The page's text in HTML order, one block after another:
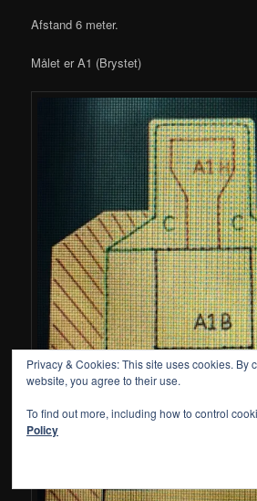
Afstand 6 meter.
Målet er A1 (Brystet)
Privacy & Cookies: This site uses cookies. By
website, you agree to their use.
To find out more, including how to control
Policy